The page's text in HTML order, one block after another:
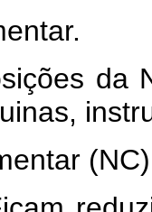
da
(NC)